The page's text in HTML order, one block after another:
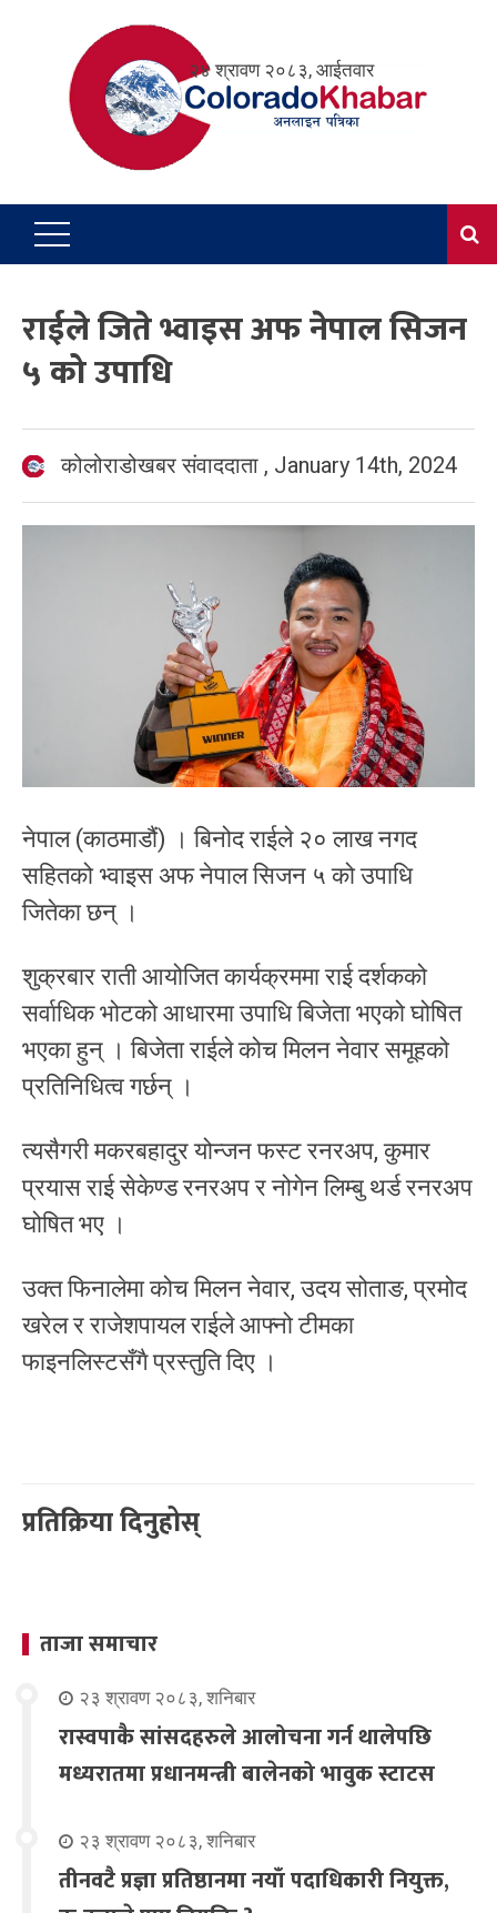
२४ श्रावण २०८३, आईतवार
राईले जिते भ्वाइस अफ नेपाल सिजन
५ को उपाधि
कोलोराडोखबर संवाददाता , January 14th, 2024
नेपाल (काठमाडौं) । बिनोद राईले २० लाख नगद
सहितको भ्वाइस अफ नेपाल सिजन ५ को उपाधि
जितेका छन् ।
शुक्रबार राती आयोजित कार्यक्रममा राई दर्शकको
सर्वाधिक भोटको आधारमा उपाधि बिजेता भएको घोषित
भएका हुन् । बिजेता राईले कोच मिलन नेवार समूहको
प्रतिनिधित्व गर्छन् ।
त्यसैगरी मकरबहादुर योन्जन फस्ट रनरअप, कुमार
प्रयास राई सेकेण्ड रनरअप र नोगेन लिम्बु थर्ड रनरअप
घोषित भए ।
उक्त फिनालेमा कोच मिलन नेवार, उदय सोताङ, प्रमोद
खरेल र राजेशपायल राईले आफ्नो टीमका
फाइनलिस्टसँगै प्रस्तुति दिए ।
प्रतिक्रिया दिनुहोस्
ताजा समाचार
२३ श्रावण २०८३, शनिबार
रास्वपाकै सांसदहरुले आलोचना गर्न थालेपछि
मध्यरातमा प्रधानमन्त्री बालेनको भावुक स्टाटस
२३ श्रावण २०८३, शनिबार
तीनवटै प्रज्ञा प्रतिष्ठानमा नयाँ पदाधिकारी नियुक्त,